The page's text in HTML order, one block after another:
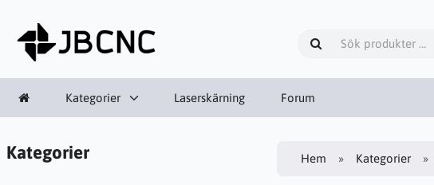
Kategorier Laserskärning Forum
Kategorier Hem Kategorier